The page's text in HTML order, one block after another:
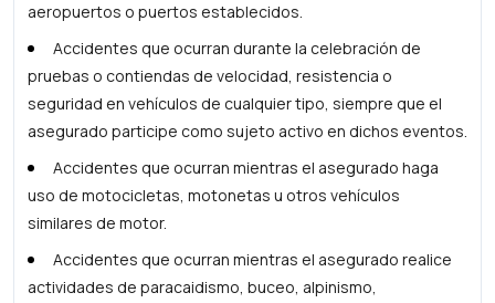
aeropuertos o puertos establecidos.
Accidentes que ocurran durante la celebración de
pruebas o contiendas de velocidad, resistencia o
seguridad en vehículos de cualquier tipo, siempre que el
asegurado participe como sujeto activo en dichos eventos.
Accidentes que ocurran mientras el asegurado haga
uso de motocicletas, motonetas u otros vehículos
similares de motor.
Accidentes que ocurran mientras el asegurado realice
actividades de paracaidismo, buceo, alpinismo,